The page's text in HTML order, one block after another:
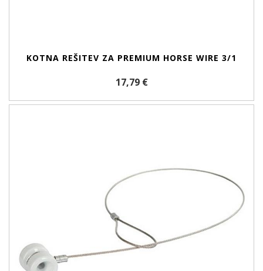
KOTNA REŠITEV ZA PREMIUM HORSE WIRE 3/1
17,79 €